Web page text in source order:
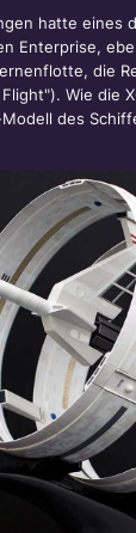
hatte eines
Enterprise,
die
Wie die
des